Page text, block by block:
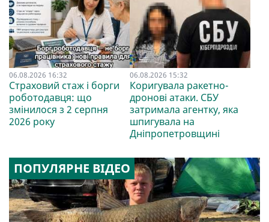
06.08.2026 16:32
Страховий стаж і борги
роботодавця: що
змінилося з 2 серпня
2026 року
06.08.2026 15:32
Коригувала ракетно-
дронові атаки. СБУ
затримала агентку, яка
шпигувала на
Дніпропетровщині
ПОПУЛЯРНЕ ВІДЕО